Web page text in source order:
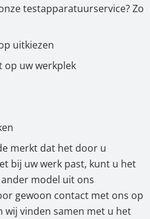
testapparatuurservice? Zo
uitkiezen
op uw werkplek
merkt dat het door u
bij uw werk past, kunt u het
model uit ons
gewoon contact met ons op
wij vinden samen met u het